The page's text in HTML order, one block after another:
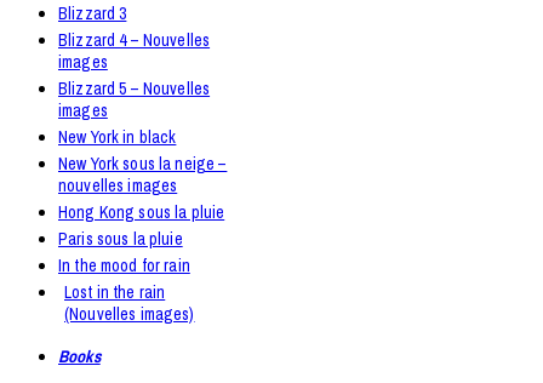
Blizzard 3
Blizzard 4 – Nouvelles
images
Blizzard 5 – Nouvelles
images
New York in black
New York sous la neige –
nouvelles images
Hong Kong sous la pluie
Paris sous la pluie
In the mood for rain
Lost in the rain
(Nouvelles images)
Books